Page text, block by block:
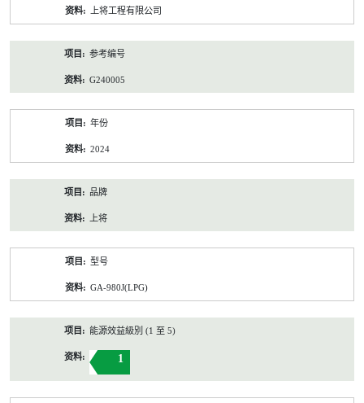
上将工程有限公司
参考编号
G240005
年份
2024
品牌
上将
型号
GA-980J(LPG)
能源效益級別 (1 至 5)
1